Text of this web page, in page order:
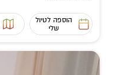
הוספה לטיול
שלי